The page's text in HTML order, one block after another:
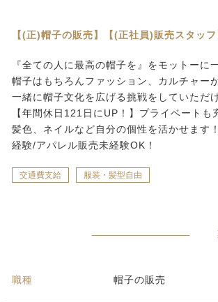
【(正)帽子の販売】【(正社員)販売スタッフ
『全ての人に最高の帽子を』をモットー
帽子はもちろんファッション、カルチャー
一緒に帽子文化を広げる挑戦をしていただ
【年間休日121日にUP！】プライベートも
髪色、ネイルなど自分の個性を活かせます！
経験/アパレル販売未経験OK！
交通費支給 服装・髪型自由
職種 帽子の販売